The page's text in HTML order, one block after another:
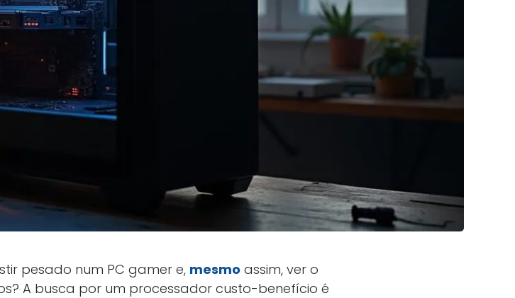
pesado num PC gamer e, mesmo assim, ver o
A busca por um processador custo-benefício é